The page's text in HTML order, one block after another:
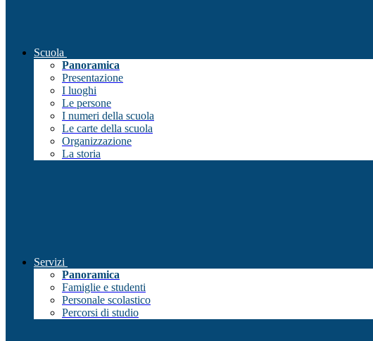
Scuola
Panoramica
Presentazione
I luoghi
Le persone
I numeri della scuola
Le carte della scuola
Organizzazione
La storia
Servizi
Panoramica
Famiglie e studenti
Personale scolastico
Percorsi di studio